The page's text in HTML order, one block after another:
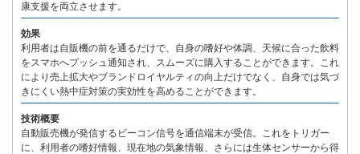
康支援を両立させます。
効果
利用者は自販機の前を通るだけで、自身の嗜好や体調、天候に合った飲料
をスマホへプッシュ通知され、スムーズに購入することができます。これ
により売上拡大やブランドロイヤルティの向上だけでなく、自身では気づ
きにくい熱中症対策の実効性を高めることができます。
技術概要
自動販売機が発信するビーコン信号を通信端末が受信。これをトリガー
に、利用者の嗜好情報、現在地の気象情報、さらには生体センサーから得